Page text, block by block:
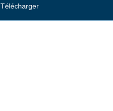
Télécharger